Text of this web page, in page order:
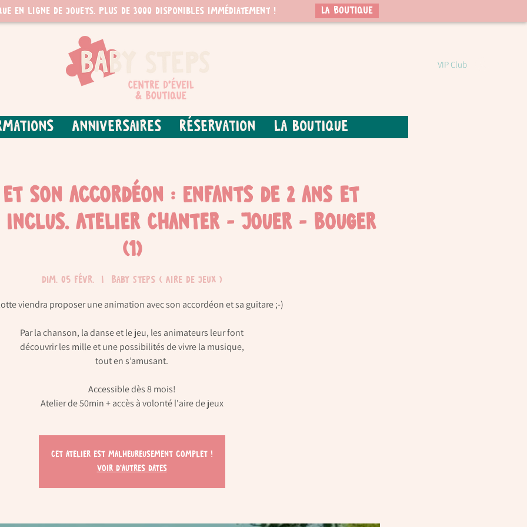
en ligne de jouets. PLUS de 3000 disponibles immédiatement ! LA BOUTIQUE
VIP Club
Anniversaires Réservation La boutique
son accordéon : Enfants de 2 ans et
inclus. Atelier Chanter - Jouer - Bouger
(1)
dim. 05 févr.
  |
Baby Steps ( Aire de jeux )
viendra proposer une animation avec son accordéon et sa guitare ;-)
Par la chanson, la danse et le jeu, les animateurs leur font
découvrir les mille et une possibilités de vivre la musique,
tout en s’amusant.
Accessible dès 8 mois!
Atelier de 50min + accès à volonté l'aire de jeux
Cet atelier est malheureusement complet !
Voir d'autres dates